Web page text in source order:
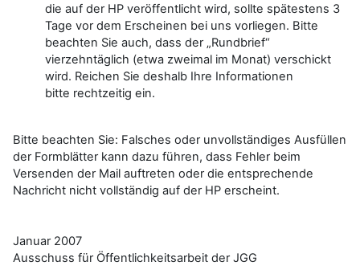
die auf der HP veröffentlicht wird, sollte spätestens 3
Tage vor dem Erscheinen bei uns vorliegen. Bitte
beachten Sie auch, dass der „Rundbrief“
vierzehntäglich (etwa zweimal im Monat) verschickt
wird. Reichen Sie deshalb Ihre Informationen
bitte rechtzeitig ein.
Bitte beachten Sie: Falsches oder unvollständiges Ausfüllen
der Formblätter kann dazu führen, dass Fehler beim
Versenden der Mail auftreten oder die entsprechende
Nachricht nicht vollständig auf der HP erscheint.
Januar 2007
Ausschuss für Öffentlichkeitsarbeit der JGG